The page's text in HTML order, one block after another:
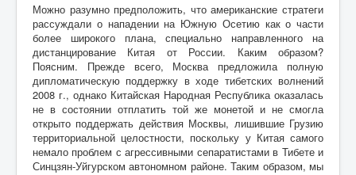
Можно разумно предположить, что американские стратеги
рассуждали о нападении на Южную Осетию как о части
более широкого плана, специально направленного на
дистанцирование Китая от России. Каким образом?
Поясним. Прежде всего, Москва предложила полную
дипломатическую поддержку в ходе тибетских волнений
2008 г., однако Китайская Народная Республика оказалась
не в состоянии отплатить той же монетой и не смогла
открыто поддержать действия Москвы, лишившие Грузию
территориальной целостности, поскольку у Китая самого
немало проблем с агрессивными сепаратистами в Тибете и
Синцзян-Уйгурском автономном районе. Таким образом, мы